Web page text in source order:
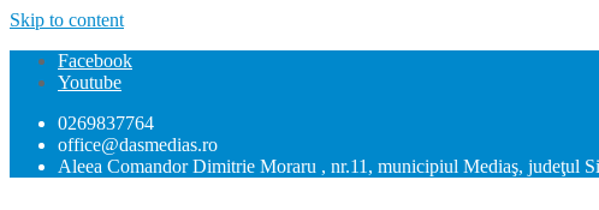
Skip to content
Facebook
Youtube
0269837764
office@dasmedias.ro
Aleea Comandor Dimitrie Moraru , nr.11, municipiul Mediaş, judeţul